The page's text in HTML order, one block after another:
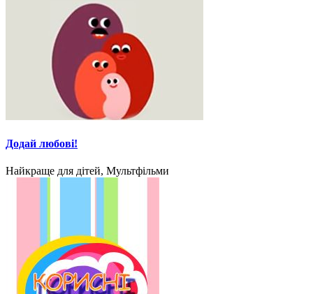
Додай любові!
Найкраще для дітей, Мультфільми